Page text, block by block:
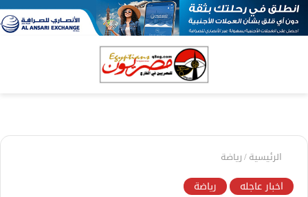
الرئيسية/رياضة
اخبار عاجله رياضة